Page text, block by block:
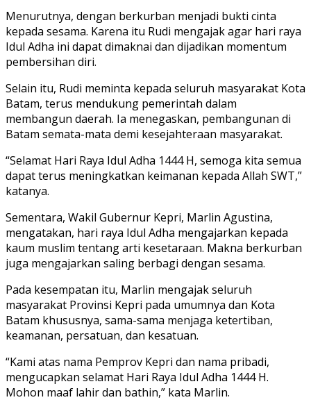
Menurutnya, dengan berkurban menjadi bukti cinta
kepada sesama. Karena itu Rudi mengajak agar hari raya
Idul Adha ini dapat dimaknai dan dijadikan momentum
pembersihan diri.
Selain itu, Rudi meminta kepada seluruh masyarakat Kota
Batam, terus mendukung pemerintah dalam
membangun daerah. Ia menegaskan, pembangunan di
Batam semata-mata demi kesejahteraan masyarakat.
“Selamat Hari Raya Idul Adha 1444 H, semoga kita semua
dapat terus meningkatkan keimanan kepada Allah SWT,”
katanya.
Sementara, Wakil Gubernur Kepri, Marlin Agustina,
mengatakan, hari raya Idul Adha mengajarkan kepada
kaum muslim tentang arti kesetaraan. Makna berkurban
juga mengajarkan saling berbagi dengan sesama.
Pada kesempatan itu, Marlin mengajak seluruh
masyarakat Provinsi Kepri pada umumnya dan Kota
Batam khususnya, sama-sama menjaga ketertiban,
keamanan, persatuan, dan kesatuan.
“Kami atas nama Pemprov Kepri dan nama pribadi,
mengucapkan selamat Hari Raya Idul Adha 1444 H.
Mohon maaf lahir dan bathin,” kata Marlin.